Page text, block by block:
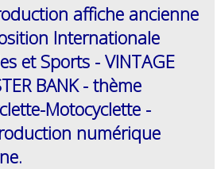
affiche ancienne
Internationale
et Sports - VINTAGE
BANK - thème
Motocyclette -
numérique